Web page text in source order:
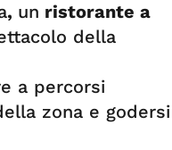
, un ristorante a
della
a percorsi
zona e godersi